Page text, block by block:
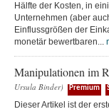
Hälfte der Kosten, in
Unternehmen (aber
Einflussgrößen der
monetär bewertbaren...
Manipulationen im
Ursula Binder)
Premium
Dieser Artikel ist der